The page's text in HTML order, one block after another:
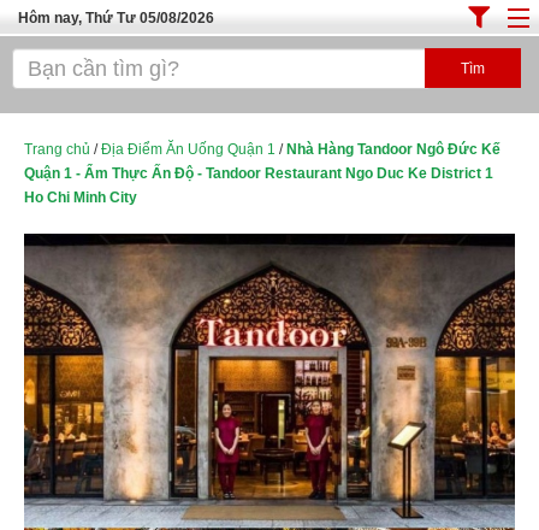
Hôm nay, Thứ Tư 05/08/2026
Trang chủ
Cafe - Kem- Trà Sữa
Bánh - Đồ Ăn Vặt
Thực Phẩm Nông Hải Sản
Top Quán Ăn Sài Gòn
Trang chủ /Địa Điểm Ăn Uống Quận 1 / Nhà Hàng Tandoor Ngô Đức Kế
Quận 1 - Ẩm Thực Ấn Độ - Tandoor Restaurant Ngo Duc Ke District 1
Ho Chi Minh City